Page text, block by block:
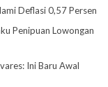
Deflasi 0,57 Persen
Penipuan Lowongan
Ini Baru Awal